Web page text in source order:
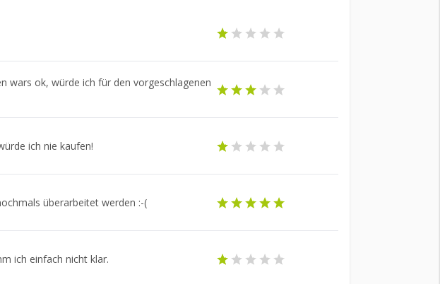
wars ok, würde ich für den vorgeschlagenen
ich nie kaufen!
überarbeitet werden :-(
ich einfach nicht klar.